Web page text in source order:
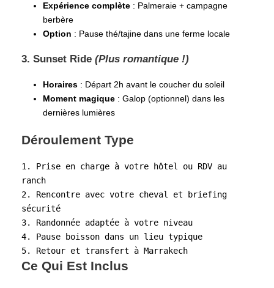
Expérience complète : Palmeraie + campagne
berbère
Option : Pause thé/tajine dans une ferme locale
3. Sunset Ride (Plus romantique !)
Horaires : Départ 2h avant le coucher du soleil
Moment magique : Galop (optionnel) dans les
dernières lumières
Déroulement Type
1. Prise en charge à votre hôtel ou RDV au
ranch
2. Rencontre avec votre cheval et briefing
sécurité
3. Randonnée adaptée à votre niveau
4. Pause boisson dans un lieu typique
5. Retour et transfert à Marrakech
Ce Qui Est Inclus